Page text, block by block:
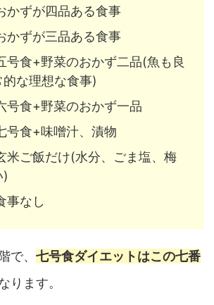
かずが四品ある食事
かずが三品ある食事
号食+野菜のおかず二品(魚も良
的な理想な食事)
号食+野菜のおかず一品
号食+味噌汁、漬物
米ご飯だけ(水分、ごま塩、梅
)
事なし
で、 七号食ダイエットはこの七番
ります。